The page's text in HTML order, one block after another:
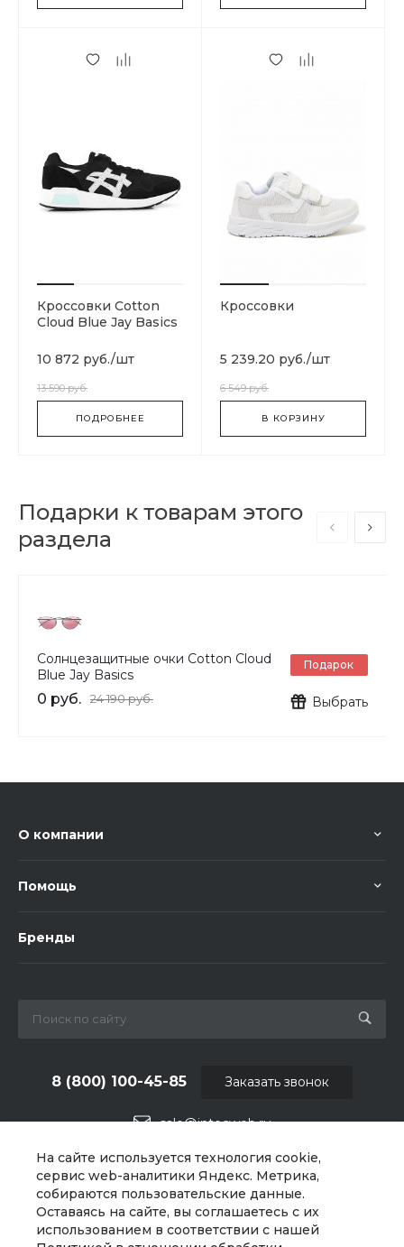
На сайте используется технология cookie,
сервис web-аналитики Яндекс. Метрика,
собираются пользовательские данные.
Оставаясь на сайте, вы соглашаетесь с их
использованием в соответствии с нашей
Кроссовки Cotton
Cloud Blue Jay Basics
10 872 руб./шт
13 590 руб.
ПОДРОБНЕЕ
Кроссовки
5 239.20 руб./шт
6 549 руб.
В КОРЗИНУ
Подарки к товарам этого
раздела
Солнцезащитные очки Cotton Cloud
Blue Jay Basics
0 руб. 24 190 руб.
Подарок
Выбрать
О компании
Помощь
Бренды
sale@intecweb.ru
8 (800) 100-45-85
г. Челябинск, ул.Свободы, д.93, оф. 6
Заказать звонок